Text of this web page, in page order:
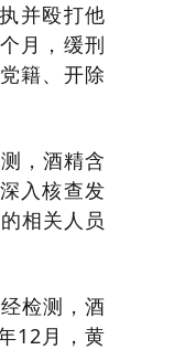
并殴打他
月，缓刑
籍、开除
，酒精含
入核查发
相关人员
检测，酒
12月，黄